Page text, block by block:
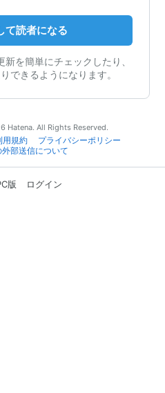
て読者になる
を簡単にチェックしたり、
できるようになります。
Hatena. All Rights Reserved.
用規約
プライバシーポリシー
部送信について
版 ログイン